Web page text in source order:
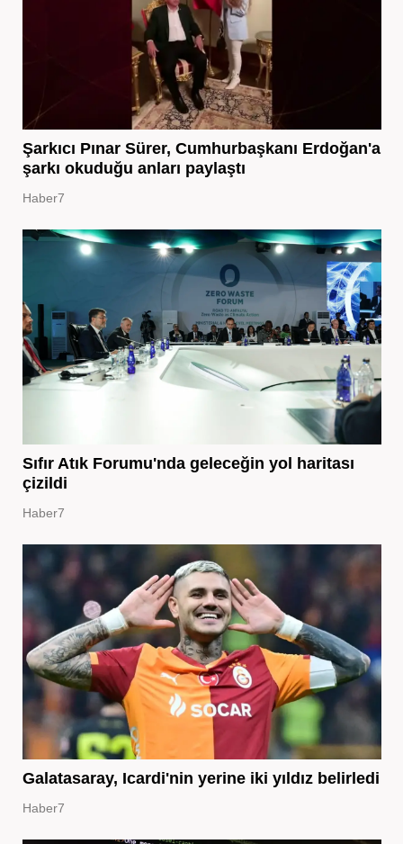
Şarkıcı Pınar Sürer, Cumhurbaşkanı Erdoğan'a
şarkı okuduğu anları paylaştı
Haber7
Sıfır Atık Forumu'nda geleceğin yol haritası
çizildi
Haber7
Galatasaray, Icardi'nin yerine iki yıldız belirledi
Haber7